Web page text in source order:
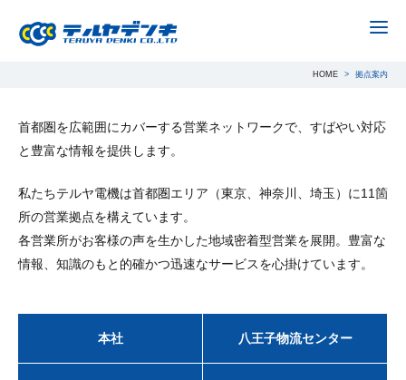
拠点案内
HOME 拠点案内
首都圏を広範囲にカバーする営業ネットワークで、すばやい対応
と豊富な情報を提供します。
私たちテルヤ電機は首都圏エリア（東京、神奈川、埼玉）に11箇
所の営業拠点を構えています。
各営業所がお客様の声を生かした地域密着型営業を展開。豊富な
情報、知識のもと的確かつ迅速なサービスを心掛けています。
本社 八王子物流センター